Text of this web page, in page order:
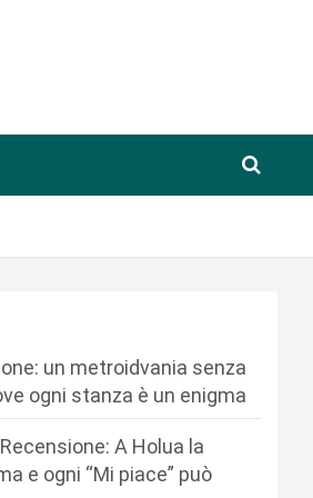
un metroidvania senza
ogni stanza è un enigma
A Holua la
e ogni “Mi piace” può